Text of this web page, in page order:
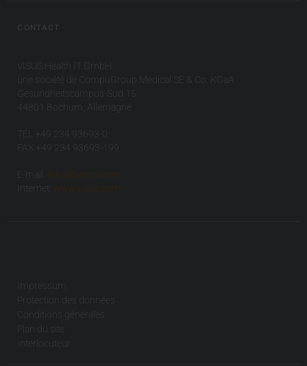
CONTACT
VISUS Health IT GmbH
une société de CompuGroup Medical SE & Co. KGaA
Gesundheitscampus-Süd 15
44801 Bochum, Allemagne
TÉL +49 234 93693-0
FAX +49 234 93693-199
E-mail:
info(at)visus.com
Internet:
www.visus.com
Impressum
Protection des données
Conditions générales
Plan du site
Interlocuteur